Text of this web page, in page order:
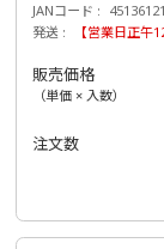
JANコード
発送
【営業日正午
販売価格
（単価 × 入数）
注文数